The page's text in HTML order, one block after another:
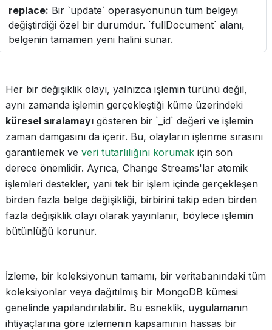
replace: Bir `update` operasyonunun tüm belgeyi
değiştirdiği özel bir durumdur. `fullDocument` alanı,
belgenin tamamen yeni halini sunar.
Her bir değişiklik olayı, yalnızca işlemin türünü değil,
aynı zamanda işlemin gerçekleştiği küme üzerindeki
küresel sıralamayı gösteren bir `_id` değeri ve işlemin
zaman damgasını da içerir. Bu, olayların işlenme sırasını
garantilemek ve veri tutarlılığını korumak için son
derece önemlidir. Ayrıca, Change Streams'lar atomik
işlemleri destekler, yani tek bir işlem içinde gerçekleşen
birden fazla belge değişikliği, birbirini takip eden birden
fazla değişiklik olayı olarak yayınlanır, böylece işlemin
bütünlüğü korunur.
İzleme, bir koleksiyonun tamamı, bir veritabanındaki tüm
koleksiyonlar veya dağıtılmış bir MongoDB kümesi
genelinde yapılandırılabilir. Bu esneklik, uygulamanın
ihtiyaçlarına göre izlemenin kapsamının hassas bir